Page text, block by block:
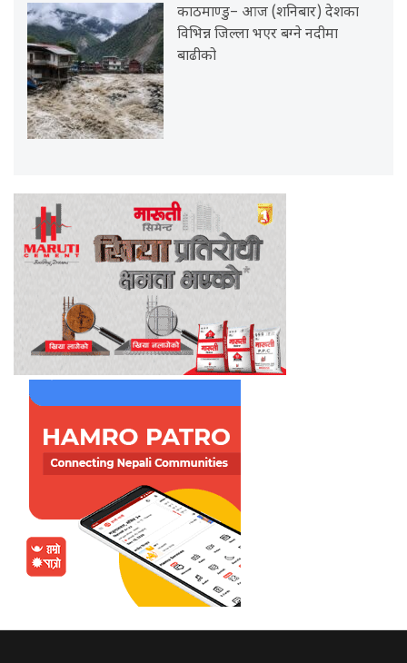
काठमाण्डु– आज (शनिबार) देशका
विभिन्न जिल्ला भएर बग्ने नदीमा
बाढीको